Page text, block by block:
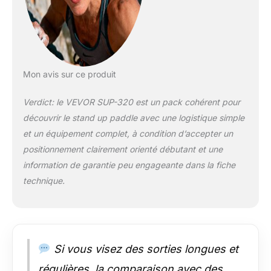
kg, idéal pour les
débutants, les
surfeurs confirmés,
de long, 83,8 cm de
large et 15,2 cm
d'épaisseur offre une
stabilité et un
grande surface de
familles et les
Mon avis sur ce produit
Verdict: le VEVOR SUP-320 est un pack cohérent pour
découvrir le stand up paddle avec une logistique simple
et un équipement complet, à condition d’accepter un
positionnement clairement orienté débutant et une
information de garantie peu engageante dans la fiche
technique.
Si vous visez des sorties longues et